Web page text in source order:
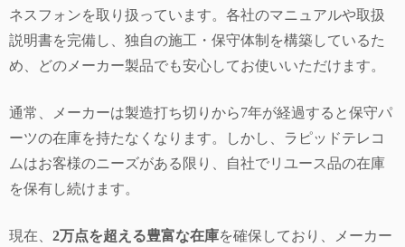
ネスフォンを取り扱っています。各社のマニュアルや取扱
説明書を完備し、独自の施工・保守体制を構築しているた
め、どのメーカー製品でも安心してお使いいただけます。
通常、メーカーは製造打ち切りから7年が経過すると保守パ
ーツの在庫を持たなくなります。しかし、ラピッドテレコ
ムはお客様のニーズがある限り、自社でリユース品の在庫
を保有し続けます。
現在、 2万点を超える豊富な在庫を確保しており、メーカー